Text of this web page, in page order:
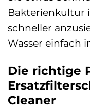
Bakterienkultur
schneller
Wasser einfach
Die richtige
Cleaner